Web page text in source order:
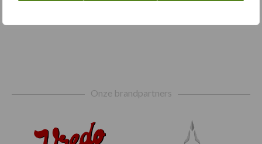
Onze brandpartners